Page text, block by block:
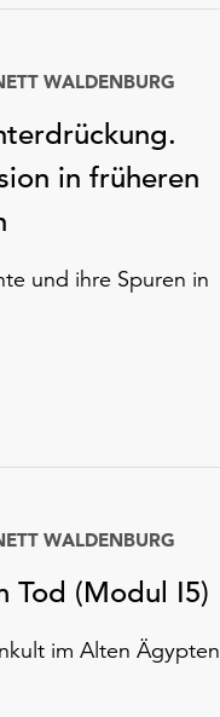
in früheren
WALDENBURG
und ihre Spuren in
Tod (Modul I5)
WALDENBURG
im Alten Ägypten